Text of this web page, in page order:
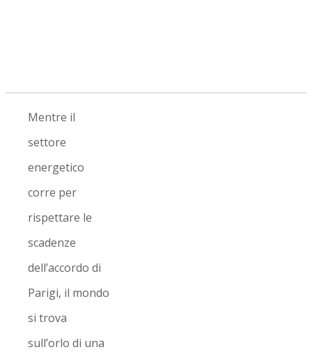
Mentre il
settore
energetico
corre per
rispettare le
scadenze
dell’accordo di
Parigi, il mondo
si trova
sull’orlo di una